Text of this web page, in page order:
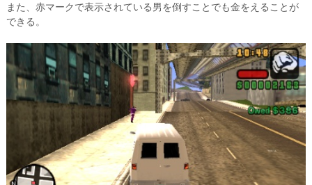
また、赤マークで表示されている男を倒すことでも金をえることが
できる。